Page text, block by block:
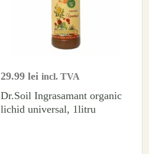
29.99 lei incl. TVA
Dr.Soil Ingrasamant organic
lichid universal, 1litru